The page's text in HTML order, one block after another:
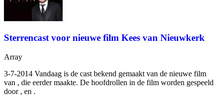
Sterrencast voor nieuwe film Kees van Nieuwkerk
Array
3-7-2014 Vandaag is de cast bekend gemaakt van de nieuwe film
van , die eerdermaakte. De hoofdrollen in de film worden gespeeld
door , en .